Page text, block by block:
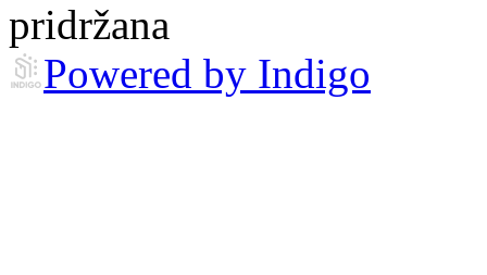
pridržana
Powered by Indigo